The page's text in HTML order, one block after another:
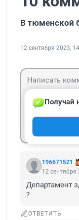
В тюменской
12 сентября 2023,
196671521
Получай
12 сентября
Департамент
?
ОТВЕТИТЬ